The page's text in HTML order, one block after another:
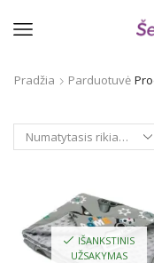
Pradžia Parduotuvė
IŠANKSTINIS
UŽSAKYMAS